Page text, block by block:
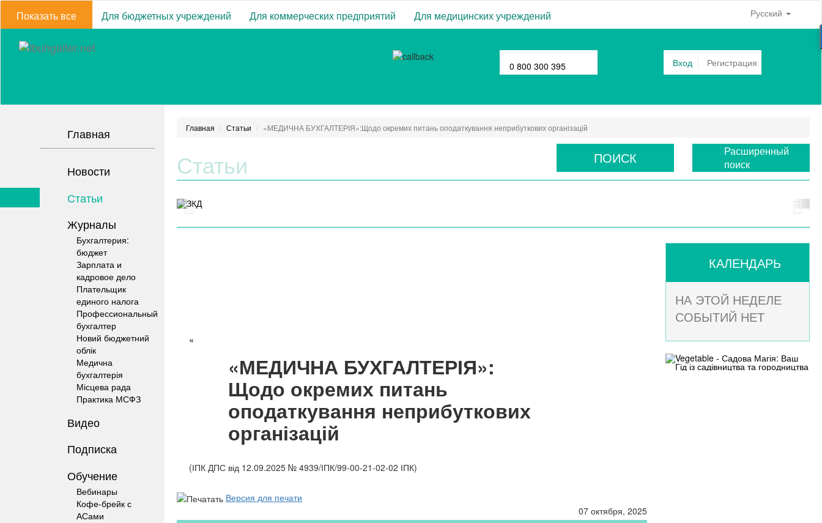
Показать все Для бюджетных учреждений Для коммерческих предприятий Для медицинских учреждений Русский
0 800 300 395 Вход Регистрация
Главная
Новости
Статьи
Журналы
Бухгалтерия:
бюджет
Зарплата и
кадровое дело
Плательщик
единого налога
Профессиональный
бухгалтер
Новий бюджетний
облік
Медична
бухгалтерія
Місцева рада
Практика МСФЗ
Видео
Подписка
Обучение
Вебинары
Кофе-брейк с
АСами
Главная Статьи «МЕДИЧНА БУХГАЛТЕРІЯ»:Щодо окремих питань оподаткування неприбуткових організацій
Статьи ПОИСК
Расширенный
поиск
«
«МЕДИЧНА БУХГАЛТЕРІЯ»:
Щодо окремих питань
оподаткування неприбуткових
організацій
(ІПК ДПС від 12.09.2025 № 4939/ІПК/99-00-21-02-02 ІПК)
Версия для печати
07 октября, 2025
КАЛЕНДАРЬ
НА ЭТОЙ НЕДЕЛЕ
СОБЫТИЙ НЕТ